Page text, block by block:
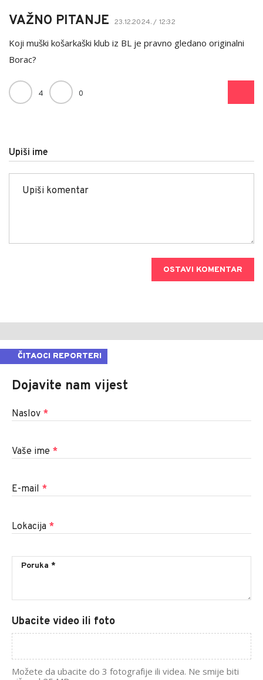
VAŽNO PITANJE 23.12.2024. / 12:32
Koji muški košarkaški klub iz BL je pravno gledano originalni
Borac?
4 0
Upiši ime
OSTAVI KOMENTAR
ČITAOCI REPORTERI
Dojavite nam vijest
Naslov *
Vaše ime *
E-mail *
Lokacija *
Ubacite video ili foto
Možete da ubacite do 3 fotografije ili videa. Ne smije biti